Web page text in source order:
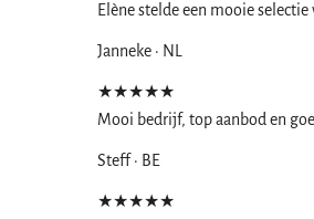
Elène stelde een mooie
Janneke · NL
★★★★★
Mooi bedrijf, top aanbod en
Steff · BE
★★★★★